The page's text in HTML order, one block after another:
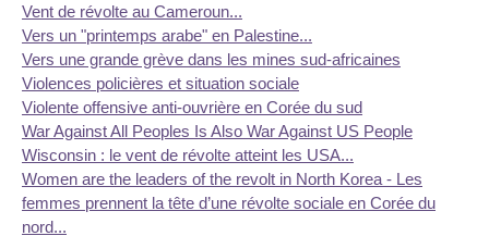
Vent de révolte au Cameroun...
Vers un "printemps arabe" en Palestine...
Vers une grande grève dans les mines sud-africaines
Violences policières et situation sociale
Violente offensive anti-ouvrière en Corée du sud
War Against All Peoples Is Also War Against US People
Wisconsin : le vent de révolte atteint les USA...
Women are the leaders of the revolt in North Korea - Les
femmes prennent la tête d’une révolte sociale en Corée du
nord...